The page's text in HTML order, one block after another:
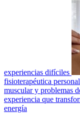
experiencias difíciles
fisioterapéutica
muscular y problemas
experiencia que
energía